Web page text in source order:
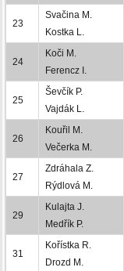
23
Svačina M.
Kostka L.
24
Koči M.
Ferencz I.
25
Ševčík P.
Vajdák L.
26
Kouřil M.
Večerka M.
27
Zdráhala Z.
Rýdlová M.
29
Kulajta J.
Medřík P.
31
Kořístka R.
Drozd M.